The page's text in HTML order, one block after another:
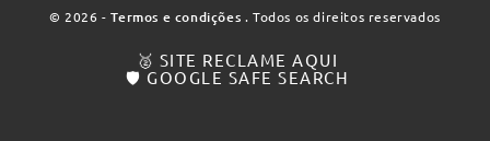
© 2026 -Termos e condições . Todos os direitos reservados
🥈 SITE RECLAME AQUI
🛡️ GOOGLE SAFE SEARCH